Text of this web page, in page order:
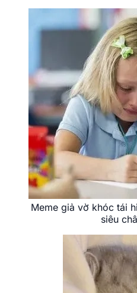
Meme giả vờ khóc tái
siêu